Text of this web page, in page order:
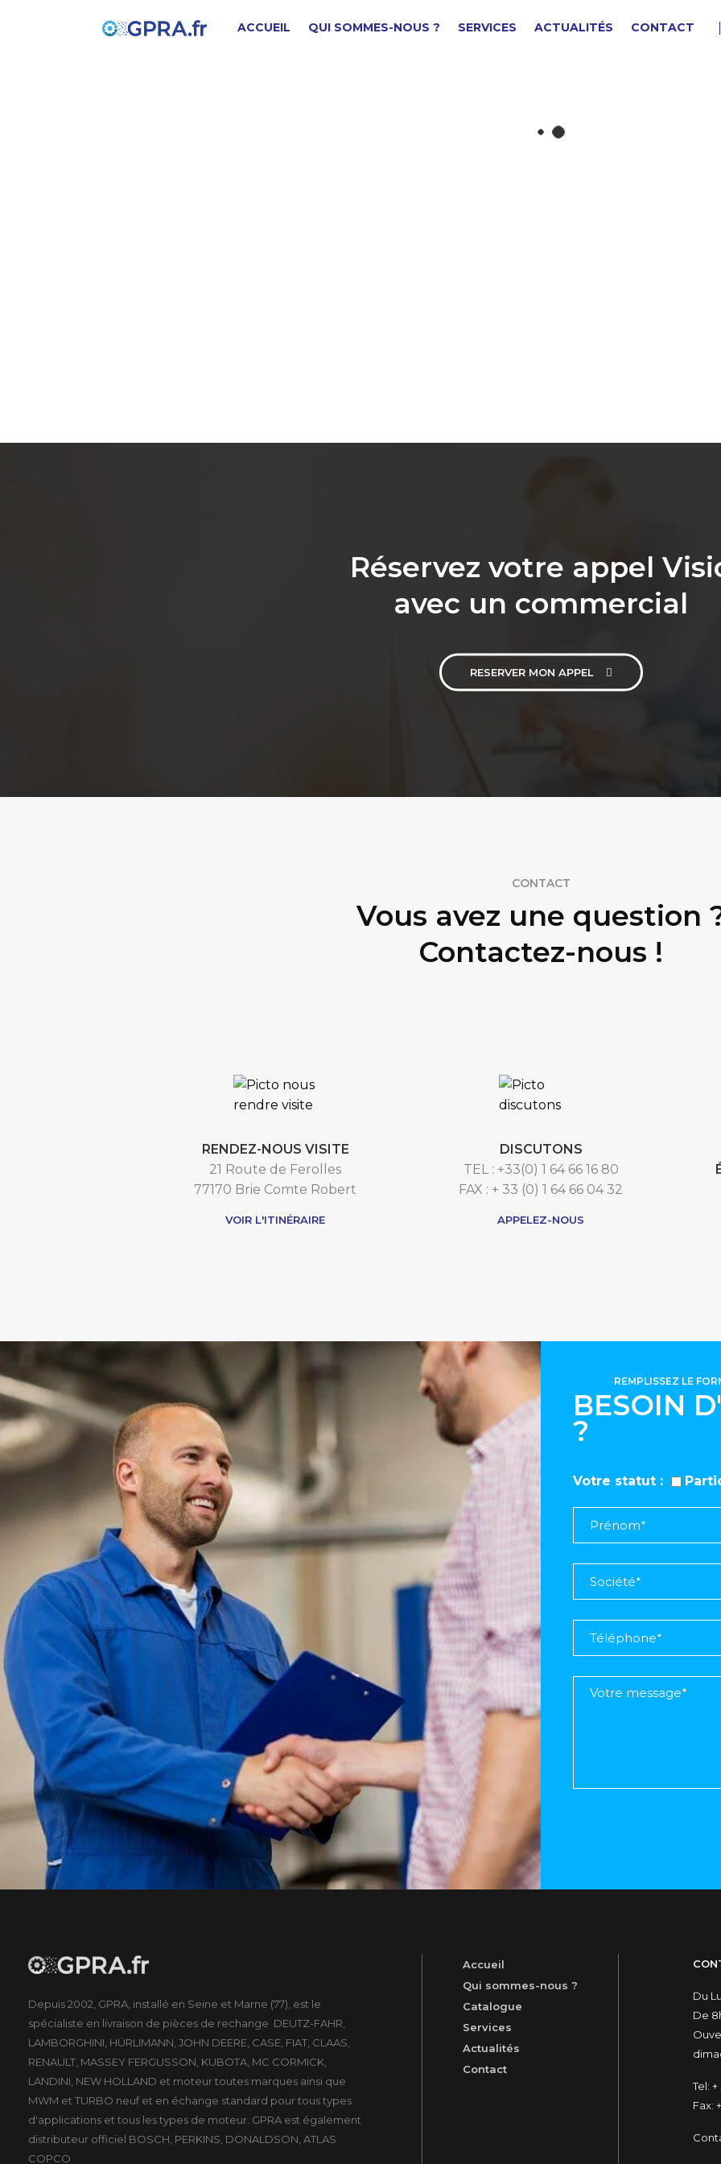
ACCUEIL QUI SOMMES-NOUS ? SERVICES ACTUALITÉS CONTACT
Réservez votre appel
avec un commercial
RESERVER MON APPEL
CONTACT
Vous avez une question
Contactez-nous !
RENDEZ-NOUS VISITE
21 Route de Ferolles
77170 Brie Comte Robert
VOIR L'ITINÉRAIRE
DISCUTONS
TEL : +33(0) 1 64 66 16 80
FAX : + 33 (0) 1 64 66 04 32
APPELEZ-NOUS
BESOIN
?
REMPLISSEZ LE
Votre statut
Depuis 2002, GPRA, installé en Seine et Marne (77), est le
spécialiste en livraison de pièces de rechange DEUTZ-FAHR,
LAMBORGHINI, HÜRLIMANN, JOHN DEERE, CASE, FIAT, CLAAS,
RENAULT, MASSEY FERGUSSON, KUBOTA, MC CORMICK,
LANDINI, NEW HOLLAND et moteur toutes marques ainsi que
MWM et TURBO neuf et en échange standard pour tous types
d'applications et tous les types de moteur. GPRA est également
distributeur officiel BOSCH, PERKINS, DONALDSON, ATLAS
COPCO
Accueil
Qui sommes-nous ?
Catalogue
Services
Actualités
Contact
Du
De
Tel: +
Fax: